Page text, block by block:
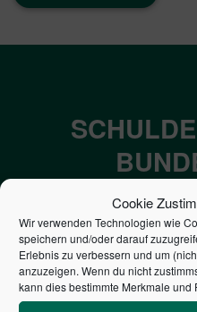
Cookie
Wir verwenden Technologien wie
speichern und/oder darauf
Erlebnis zu verbessern und um
anzuzeigen. Wenn du nicht
kann dies bestimmte Merkmale
PRO